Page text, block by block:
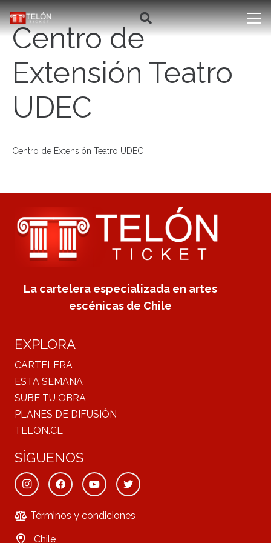
Centro de
Extensión Teatro
UDEC
Centro de Extensión Teatro UDEC
La cartelera especializada en artes
escénicas de Chile
EXPLORA
CARTELERA
ESTA SEMANA
SUBE TU OBRA
PLANES DE DIFUSIÓN
TELON.CL
SÍGUENOS
Términos y condiciones
Chile